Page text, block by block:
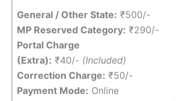
General / Other State: ₹500/-
MP Reserved Category: ₹290/-
Portal Charge
(Extra): ₹40/- (Included)
Correction Charge: ₹50/-
Payment Mode: Online